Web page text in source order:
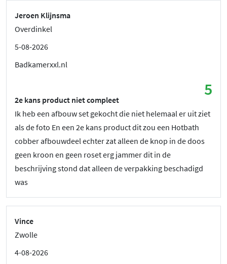
Jeroen Klijnsma
Overdinkel
5-08-2026
Badkamerxxl.nl
5
2e kans product niet compleet
Ik heb een afbouw set gekocht die niet helemaal er uit ziet
als de foto En een 2e kans product dit zou een Hotbath
cobber afbouwdeel echter zat alleen de knop in de doos
geen kroon en geen roset erg jammer dit in de
beschrijving stond dat alleen de verpakking beschadigd
was
Vince
Zwolle
4-08-2026